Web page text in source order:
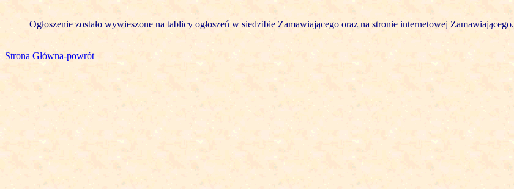
Ogłoszenie zostało wywieszone na tablicy ogłoszeń w siedzibie Zamawiającego oraz na stronie internetowej Zamawiającego.
Strona Główna-powrót